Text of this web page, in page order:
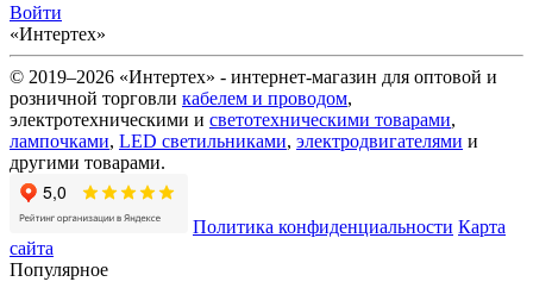
Войти
«Интертех»
© 2019–2026 «Интертех» - интернет-магазин для оптовой и
розничной торговли кабелем и проводом,
электротехническими и светотехническими товарами,
лампочками, LED светильниками, электродвигателями и
другими товарами.
Политика конфиденциальности Карта
сайта
Популярное